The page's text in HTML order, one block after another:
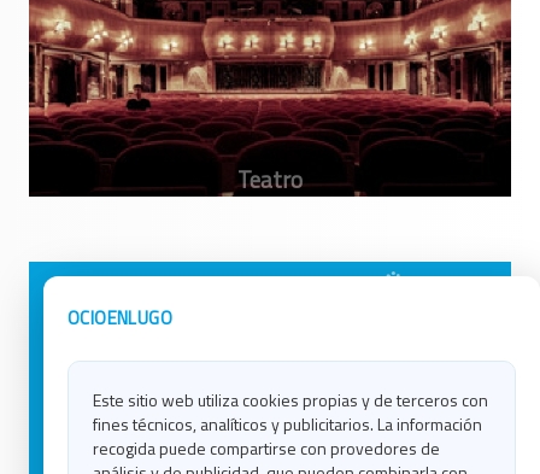
OCIOENLUGO
Este sitio web utiliza cookies propias y de terceros con
fines técnicos, analíticos y publicitarios. La información
recogida puede compartirse con provedores de
Avisos Legales
Contacto
Política de Cookies
Ocio en Lugo
Ocio en Ourense
Ocio en Pontevedra